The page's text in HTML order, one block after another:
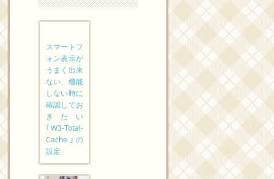
スマートフ
ォン表示が
うまく出来
ない、機能
しない時に
確認してお
きたい
｢W3-Total-
Cache｣の
設定